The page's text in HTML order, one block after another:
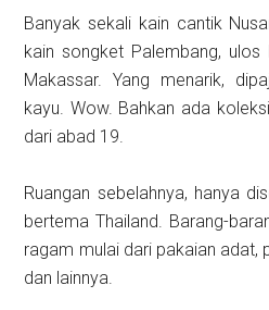
Banyak sekali kain cantik
kain songket Palembang,
Makassar. Yang menarik,
kayu. Wow. Bahkan ada
dari abad 19.
Ruangan sebelahnya, hanya
bertema Thailand. Barang-
ragam mulai dari pakaian adat,
dan lainnya.